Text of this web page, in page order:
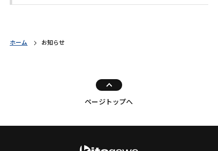
ホーム お知らせ
ページトップへ